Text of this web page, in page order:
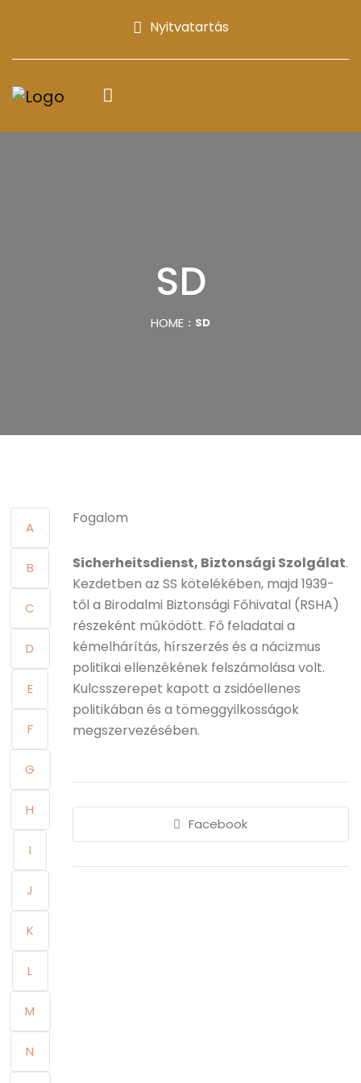
Nyitvatartás
SD
HOME SD
A
B
C
D
E
F
G
H
I
J
K
L
M
N
Fogalom
Sicherheitsdienst, Biztonsági Szolgálat.
Kezdetben az SS kötelékében, majd 1939-
től a Birodalmi Biztonsági Főhivatal (RSHA)
részeként működött. Fő feladatai a
kémelhárítás, hírszerzés és a nácizmus
politikai ellenzékének felszámolása volt.
Kulcsszerepet kapott a zsidóellenes
politikában és a tömeggyilkosságok
megszervezésében.
Facebook